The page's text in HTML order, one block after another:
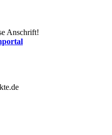
Anschrift!